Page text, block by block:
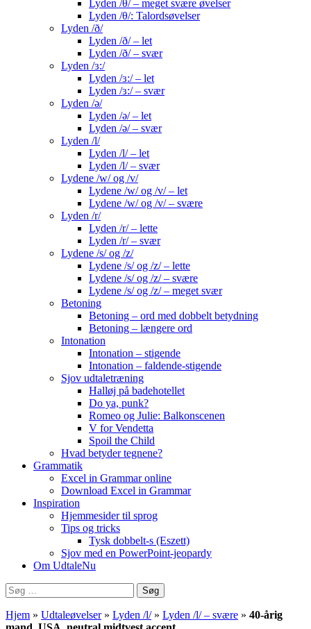
Lyden /θ/ – meget svære øvelser
Lyden /θ/: Talordsøvelser
Lyden /ð/
Lyden /ð/ – let
Lyden /ð/ – svær
Lyden /ɜ:/
Lyden /ɜ:/ – let
Lyden /ɜ:/ – svær
Lyden /ə/
Lyden /ə/ – let
Lyden /ə/ – svær
Lyden /l/
Lyden /l/ – let
Lyden /l/ – svær
Lydene /w/ og /v/
Lydene /w/ og /v/ – let
Lydene /w/ og /v/ – svære
Lyden /r/
Lyden /r/ – lette
Lyden /r/ – svær
Lydene /s/ og /z/
Lydene /s/ og /z/ – lette
Lydene /s/ og /z/ – svære
Lydene /s/ og /z/ – meget svær
Betoning
Betoning – ord med dobbelt betydning
Betoning – længere ord
Intonation
Intonation – stigende
Intonation – faldende-stigende
Sjov udtaletræning
Halløj på badehotellet
Do ya, punk?
Romeo og Julie: Balkonscenen
V for Vendetta
Spoil the Child
Hvad betyder tegnene?
Grammatik
Excel in Grammar online
Download Excel in Grammar
Inspiration
Hjemmesider til sprog
Tips og tricks
Tysk dobbelt-s (Eszett)
Sjov med en PowerPoint-jeopardy
Om UdtaleNu
Søg
efter:
Hjem » Udtaleøvelser» Lyden /l/» Lyden /l/ – svære » 40-årig